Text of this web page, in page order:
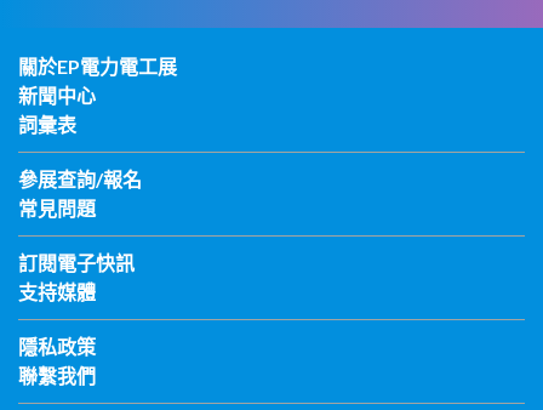
關於EP電力電工展
新聞中心
詞彙表
參展查詢/報名
常見問題
訂閱電子快訊
支持媒體
隱私政策
聯繫我們